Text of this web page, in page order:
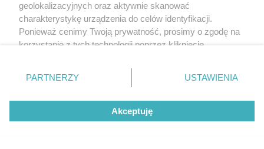
O nas
© 2026 Grupa ZPR Media
geolokalizacyjnych oraz aktywnie skanować
charakterystykę urządzenia do celów identyfikacji.
Ponieważ cenimy Twoją prywatność, prosimy o zgodę na
korzystanie z tych technologii poprzez kliknięcie
zmienić/wycofać klikając przycisk ustawień prywatności
znajdujący się w lewym dolnym rogu strony
rodzaje przetwarzania danych nie wymagają zgody
użytkownika, ale masz prawo sprzeciwić się takiemu
przetwarzaniu. Preferencje będą miały zastosowanie tylko
PARTNERZY USTAWIENIA
Akceptuję